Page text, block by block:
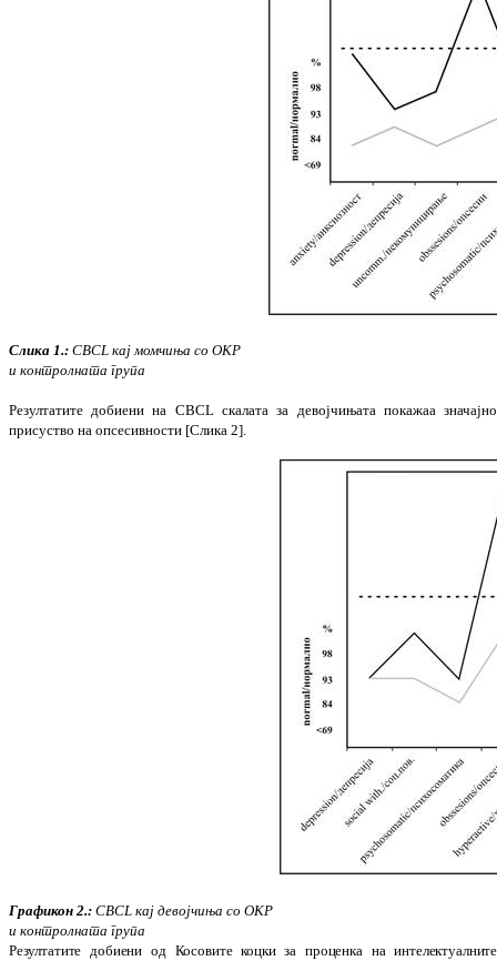
Слика1.: CBCL кај момчиња со ОКР
и контролната група
Резултатите добиени на CBCL скалата за девојчињата покажаа значајно
присуство на опсесивности [Слика2].
Графикон 2.: CBCL кај девојчиња со ОКР
и контролната група
Резултатите добиени одКосовите коцки за проценка на интелектуалните